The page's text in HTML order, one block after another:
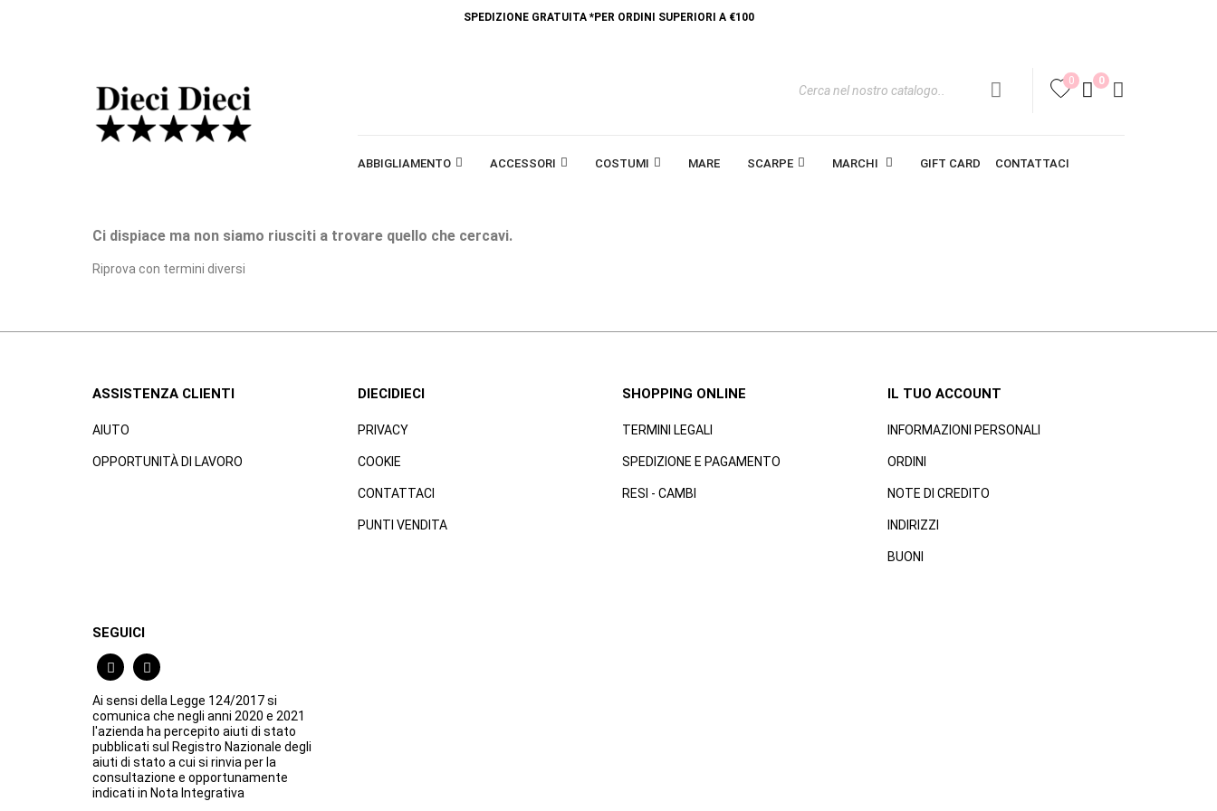
SPEDIZIONE GRATUITA *PER ORDINI SUPERIORI A €100
0
favorite0
ABBIGLIAMENTO ACCESSORI COSTUMI MARE SCARPE MARCHI GIFT CARD CONTATTACI
Ci dispiace ma non siamo riusciti a trovare quello che cercavi.
Riprova con termini diversi
ASSISTENZA CLIENTI
AIUTO
OPPORTUNITÀ DI LAVORO
DIECIDIECI
PRIVACY
COOKIE
CONTATTACI
PUNTI VENDITA
SHOPPING ONLINE
TERMINI LEGALI
SPEDIZIONE E PAGAMENTO
RESI - CAMBI
IL TUO ACCOUNT
INFORMAZIONI PERSONALI
ORDINI
NOTE DI CREDITO
INDIRIZZI
BUONI
SEGUICI
Ai sensi della Legge 124/2017 si
comunica che negli anni 2020 e 2021
l'azienda ha percepito aiuti di stato
pubblicati sul Registro Nazionale degli
aiuti di stato a cui si rinvia per la
consultazione e opportunamente
indicati in Nota Integrativa